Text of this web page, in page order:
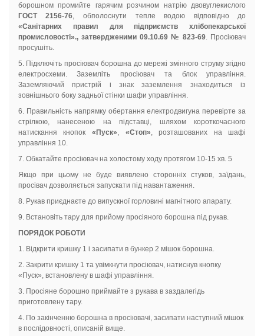
борошном промийте гарячим розчином натрію двовуглекислого
ГОСТ 2156-76, обполоснути тепле водою відповідно до
«Санітарних правил для підприємств хлібопекарської
промисловості»., затвердженими 09.10.69 № 823-69. Просіювач
просушіть.
5. Підключіть просіювач борошна до мережі змінного струму згідно
електросхеми. Заземліть просіювач та блок управління.
Заземляючий пристрій і знак заземлення знаходиться із
зовнішнього боку задньої стінки шафи управління.
6. Правильність напрямку обертання електродвигуна перевірте за
стрілкою, нанесеною на підставці, шляхом короткочасного
натискання кнопок «Пуск», «Стоп», розташованих на шафі
управління 10.
7. Обкатайте просіювач на холостому ходу протягом 10-15 хв. 5
Якщо при цьому не буде виявлено сторонніх стуков, заїдань,
просівач дозволяється запускати під навантаження.
8. Рукав приєднаєте до випускної горловині магнітного апарату.
9. Встановіть тару для прийому просіяного борошна під рукав.
ПОРЯДОК РОБОТИ
1. Відкрити кришку 1 і засипати в бункер 2 мішок борошна.
2. Закрити кришку 1 та увімкнути просіювач, натиснув кнопку
«Пуск», встановлену в шафі управління.
3. Просіяне борошно приймайте з рукава в заздалегідь
приготовлену тару.
4. По закінченню борошна в просіювачі, засипати наступний мішок
в послідовності, описаній вище.